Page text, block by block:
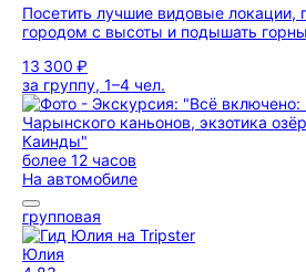
Посетить лучшие видовые локации,
городом с высоты и подышать
13 300 ₽
за группу, 1–4 чел.
более 12 часов
На автомобиле
групповая
Юлия